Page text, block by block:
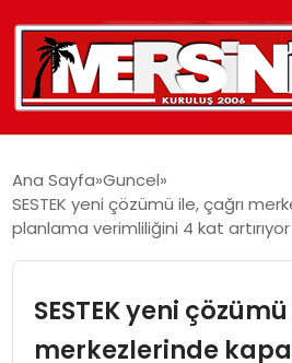
YAŞAM
Ana Sayfa Guncel
SESTEK yeni çözümü ile, çağrı
planlama verimliliğini 4 kat artırıyor
SESTEK yeni
merkezlerinde